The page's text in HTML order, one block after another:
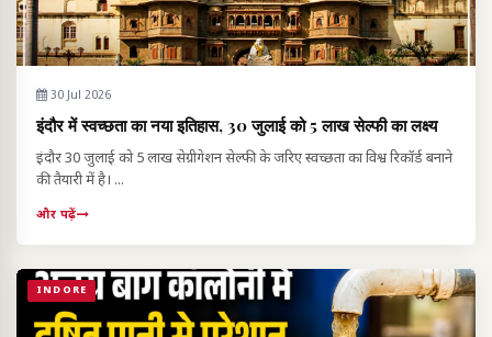
30 Jul 2026
इंदौर में स्वच्छता का नया इतिहास, 30 जुलाई को 5 लाख सेल्फी का लक्ष्य
इंदौर 30 जुलाई को 5 लाख सेग्रीगेशन सेल्फी के जरिए स्वच्छता का विश्व रिकॉर्ड बनाने
की तैयारी में है। ...
और पढ़ें
INDORE